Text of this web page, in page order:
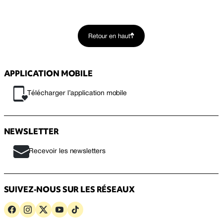
Retour en haut
APPLICATION MOBILE
Télécharger l’application mobile
NEWSLETTER
Recevoir les newsletters
SUIVEZ-NOUS SUR LES RÉSEAUX